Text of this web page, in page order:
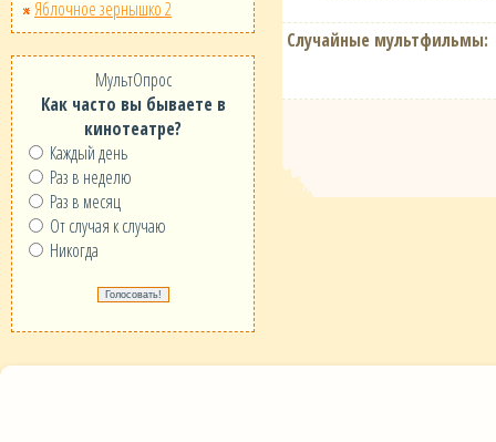
Яблочное зернышко 2
МультОпрос
Как часто вы бываете в
кинотеатре?
Каждый день
Раз в неделю
Раз в месяц
От случая к случаю
Никогда
Случайные мультфильмы: